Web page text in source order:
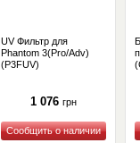
UV Фильтр для
Phantom 3(Pro/Adv)
(P3FUV)
1 076 грн